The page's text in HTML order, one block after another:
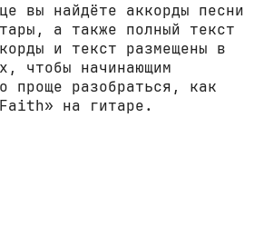
вы найдёте аккорды песни
а также полный текст
и текст размещены в
чтобы начинающим
проще разобраться, как
на гитаре.